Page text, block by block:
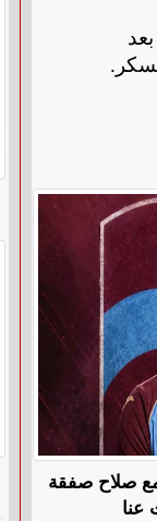
صلاح صفقة
عنا